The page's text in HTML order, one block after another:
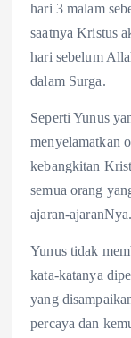
hari 3 malam
saatnya Kristus
hari sebelum
dalam Surga.
Seperti Yunus
menyelamatkan
kebangkitan
semua orang
ajaran-ajaranNya.
Yunus tidak
kata-katanya
yang
percaya dan